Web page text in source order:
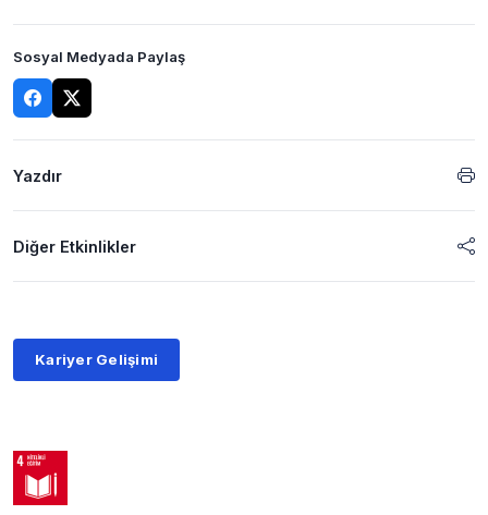
Sosyal Medyada Paylaş
Yazdır
Diğer Etkinlikler
Kariyer Gelişimi